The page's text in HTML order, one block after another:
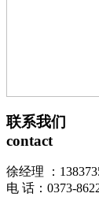
联系我们
contact
徐经理 ：
电 话：0373-